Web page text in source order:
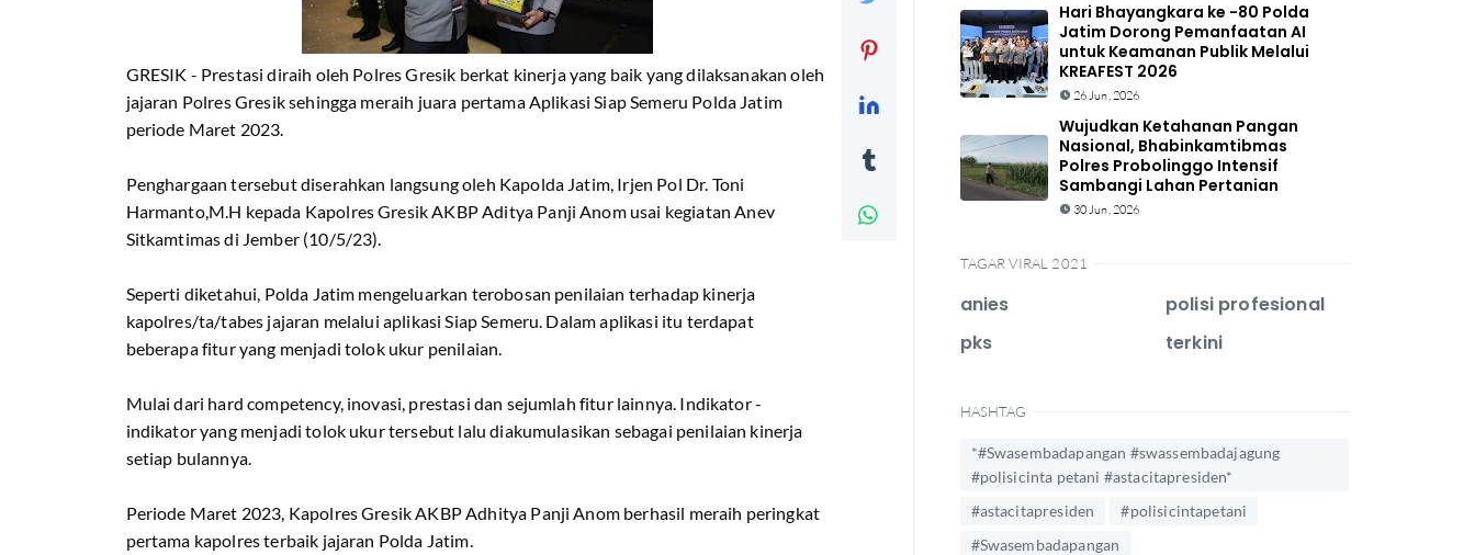
GRESIK - Prestasi diraih oleh Polres Gresik berkat kinerja yang baik yang dilaksanakan oleh
jajaran Polres Gresik sehingga meraih juara pertama Aplikasi Siap Semeru Polda Jatim
periode Maret 2023.
Penghargaan tersebut diserahkan langsung oleh Kapolda Jatim, Irjen Pol Dr. Toni
Harmanto,M.H kepada Kapolres Gresik AKBP Aditya Panji Anom usai kegiatan Anev
Sitkamtimas di Jember (10/5/23).
Seperti diketahui, Polda Jatim mengeluarkan terobosan penilaian terhadap kinerja
kapolres/ta/tabes jajaran melalui aplikasi Siap Semeru. Dalam aplikasi itu terdapat
beberapa fitur yang menjadi tolok ukur penilaian.
Mulai dari hard competency, inovasi, prestasi dan sejumlah fitur lainnya. Indikator -
indikator yang menjadi tolok ukur tersebut lalu diakumulasikan sebagai penilaian kinerja
setiap bulannya.
Periode Maret 2023, Kapolres Gresik AKBP Adhitya Panji Anom berhasil meraih peringkat
pertama kapolres terbaik jajaran Polda Jatim.
Hari Bhayangkara ke -80 Polda
Jatim Dorong Pemanfaatan AI
untuk Keamanan Publik Melalui
KREAFEST 2026
26 Jun, 2026
Wujudkan Ketahanan Pangan
Nasional, Bhabinkamtibmas
Polres Probolinggo Intensif
Sambangi Lahan Pertanian
30 Jun, 2026
TAGAR VIRAL 2021
anies
pks
polisi profesional
terkini
HASHTAG
*#Swasembadapangan #swassembadajagung
#polisicinta petani #astacitapresiden*
#astacitapresiden
#polisicintapetani
#Swasembadapangan